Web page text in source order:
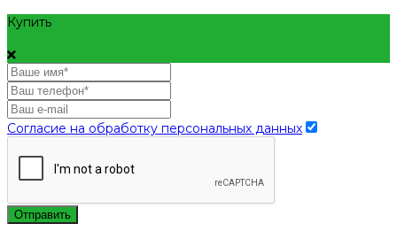
Купить
Согласие на обработку персональных данных
Отправить